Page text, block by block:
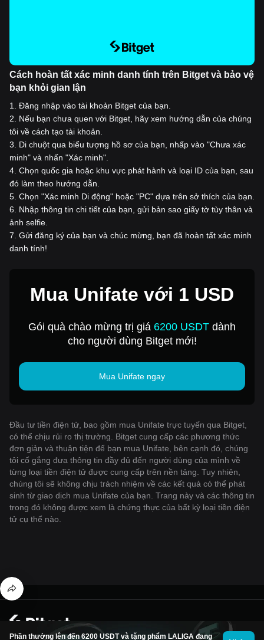
Cách hoàn tất xác minh danh tính trên Bitget và bảo vệ
bạn khỏi gian lận
1
Đăng nhập vào tài khoản Bitget của bạn.
2
Nếu bạn chưa quen với Bitget, hãy xem hướng dẫn của chúng
tôi về cách tạo tài khoản.
3
Di chuột qua biểu tượng hồ sơ của bạn, nhấp vào "Chưa xác
minh" và nhấn "Xác minh".
4 Chọn quốc gia hoặc khu vực phát hành và loại ID của bạn, sau
đó làm theo hướng dẫn.
5 Chọn "Xác minh Di động" hoặc "PC" dựa trên sở thích của bạn.
6
Nhập thông tin chi tiết của bạn, gửi bản sao giấy tờ tùy thân và
ảnh selfie.
7 Gửi đăng ký của bạn và chúc mừng, bạn đã hoàn tất xác minh
danh tính!
Mua Unifate với 1 USD
Gói quà chào mừng trị giá 6200 USDT dành
cho người dùng Bitget mới!
Mua Unifate ngay
Đầu tư tiền điện tử, bao gồm mua Unifate trực tuyến qua Bitget,
có thể chịu rủi ro thị trường. Bitget cung cấp các phương thức
đơn giản và thuận tiện để bạn mua Unifate, bên cạnh đó, chúng
tôi cố gắng đưa thông tin đầy đủ đến người dùng của mình về
từng loại tiền điện tử được cung cấp trên nền tảng. Tuy nhiên,
chúng tôi sẽ không chịu trách nhiệm về các kết quả có thể phát
sinh từ giao dịch mua Unifate của bạn. Trang này và các thông tin
trong đó không được xem là chứng thực của bất kỳ loại tiền điện
tử cụ thể nào.
Phần thưởng lên đến 6200 USDT và tặng phẩm LALIGA đang
© 2026 Bitget